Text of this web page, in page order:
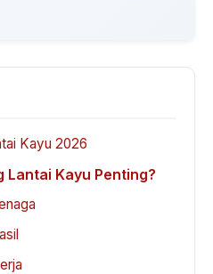
Kayu 2026
Lantai Kayu Penting?